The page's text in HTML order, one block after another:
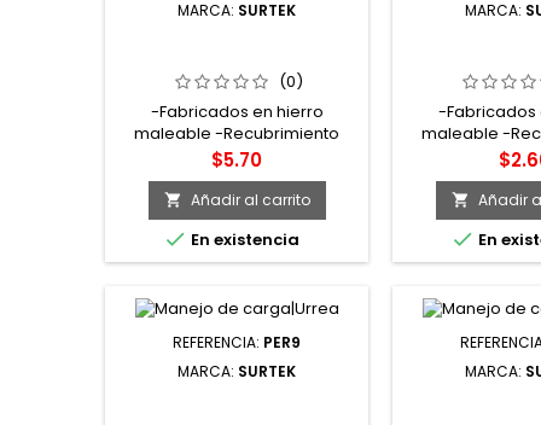
MARCA: SURTEK
ACERO TIPO ALEMÁN 1/4"
SURTEK
(0)
-Fabricados en hierro
maleable -Recubrimiento
galvanizado resistente a la
corrosión -Para trabajos
ligeros -Tuercas de acero
Precio
$5.70
 Añadir al carrito
 En existencia
MARCA:
ACERO TIPO
-Fabricados
maleable -
galvanizado
corrosión -
ligeros -
 Añadir
 En
REFERENCIA: PER9
MARCA: SURTEK
MARCA: